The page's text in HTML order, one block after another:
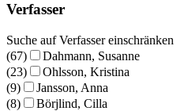
Verfasser
Suche auf Verfasser einschränken
(67)
Dahmann, Susanne
(23)
Ohlsson, Kristina
(9)
Jansson, Anna
(8)
Börjlind, Cilla